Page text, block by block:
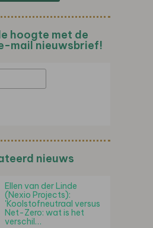
hoogte met de
e-mail nieuwsbrief!
nieuws
Ellen van der Linde
(Nexio Projects):
'Koolstofneutraal versus
Net-Zero: wat is het
verschil…